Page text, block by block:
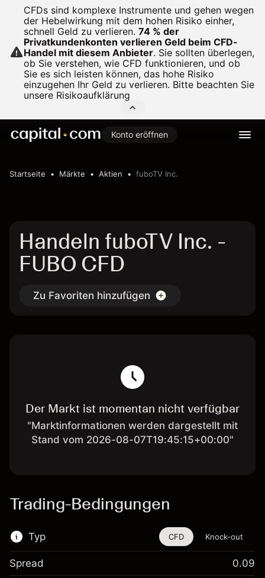
CFDs sind komplexe Instrumente und gehen wegen
der Hebelwirkung mit dem hohen Risiko einher,
schnell Geld zu verlieren. 74 % der
Privatkundenkonten verlieren Geld beim CFD-
Handel mit diesem Anbieter. Sie sollten überlegen,
ob Sie verstehen, wie CFD funktionieren, und ob
Sie es sich leisten können, das hohe Risiko
einzugehen Ihr Geld zu verlieren. Bitte beachten Sie
unsere Risikoaufklärung
Konto eröffnen
Startseite Märkte Aktien fuboTV Inc.
Handeln fuboTV Inc. -
FUBO CFD
Zu Favoriten hinzufügen
Der Markt ist momentan nicht verfügbar
"Marktinformationen werden dargestellt mit
Stand vom 2026-08-07T19:45:15+00:00"
Trading-Bedingungen
Typ
Dieses Finanzinstrument steht für das Traden
CFD Knock-out
Spread 0.09